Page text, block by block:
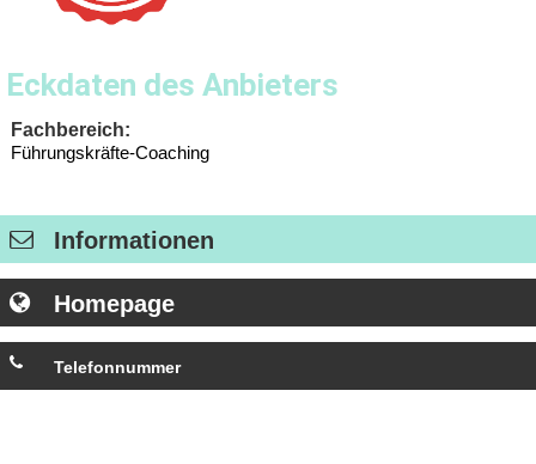
Eckdaten des Anbieters
Fachbereich:
Führungskräfte-Coaching
Informationen
Homepage
+49 (0) 711 / 5048-1020
Telefonnummer